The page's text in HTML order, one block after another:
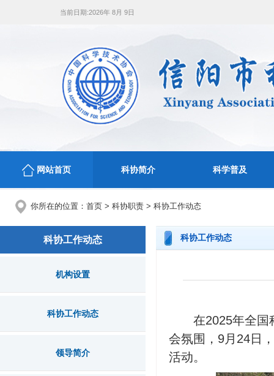
当前日期:2026年 8月 9日
网站首页 科协简介 科学普及
你所在的位置： 首页 > 科协职责 > 科协工作动态
科协工作动态
机构设置
科协工作动态
领导简介
科协工作动态
在2025年全国
会氛围，9月24日
活动。